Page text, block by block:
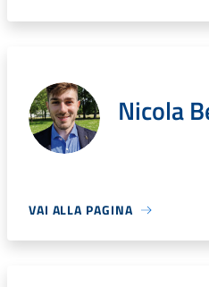
Nicola
VAI ALLA PAGINA